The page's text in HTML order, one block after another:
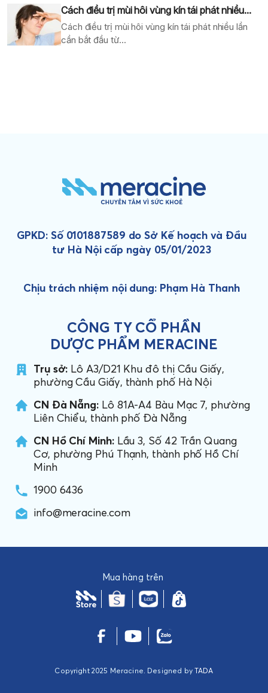
Cách điều trị mùi hôi vùng kín tái phát nhiều...
Cách điều trị mùi hôi vùng kín tái phát nhiều lần
cần bắt đầu từ...
GPKD: Số 0101887589 do Sở Kế hoạch và Đầu
tư Hà Nội cấp ngày 05/01/2023
Chịu trách nhiệm nội dung: Phạm Hà Thanh
CÔNG TY CỔ PHẦN
DƯỢC PHẨM MERACINE
Trụ sở: Lô A3/D21 Khu đô thị Cầu Giấy,
phường Cầu Giấy, thành phố Hà Nội
CN Đà Nẵng: Lô 81A-A4 Bàu Mạc 7, phường
Liên Chiểu, thành phố Đà Nẵng
CN Hồ Chí Minh:Lầu 3, Số 42 Trần Quang
Cơ, phường Phú Thạnh, thành phố Hồ Chí
Minh
1900 6436
info@meracine.com
Copyright 2025 Meracine. Designed by TADA
Mua hàng trên